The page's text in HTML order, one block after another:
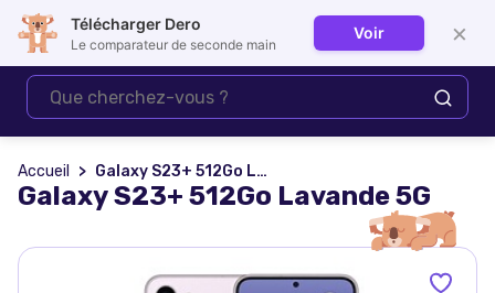
Se connecter
Accueil Galaxy S23+ 512Go Lavande 5G
Galaxy S23+ 512Go Lavande 5G
Télécharger Dero
Le comparateur de seconde main
Voir ×